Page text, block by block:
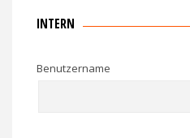
INTERN
Benutzername